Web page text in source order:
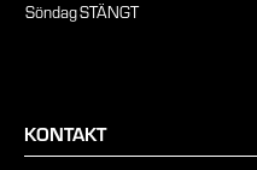
SöndagSTÄNGT
KONTAKT